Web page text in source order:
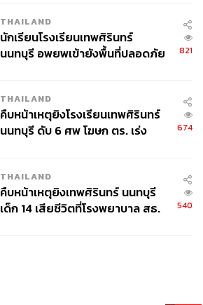
THAILAND
นักเรียนโรงเรียนเทพศิรินทร์
นนทบุรี อพยพเข้ายังพื้นที่ปลอดภัย
821
THAILAND
คืบหน้าเหตุยิงโรงเรียนเทพศิรินทร์
นนทบุรี ดับ 6 ศพ โฆษก ตร. เร่ง
674
THAILAND
คืบหน้าเหตุยิงเทพศิรินทร์ นนทบุรี
เด็ก 14 เสียชีวิตที่โรงพยาบาล สธ.
540